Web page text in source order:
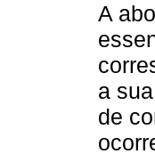
A
a
de